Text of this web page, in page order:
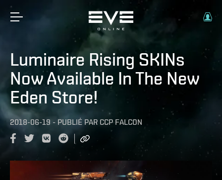
Luminaire Rising SKINs
Now Available In The New
Eden Store!
2018-06-19 - PUBLIÉ PAR CCP FALCON